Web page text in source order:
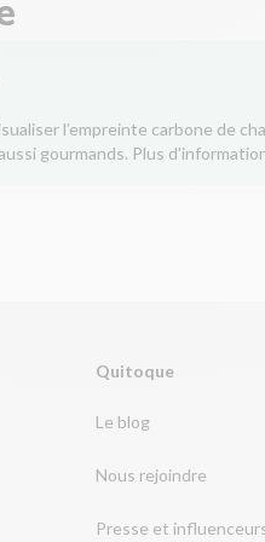
l’empreinte carbone de
gourmands. Plus
Quitoque
Le blog
Nous rejoindre
Presse et